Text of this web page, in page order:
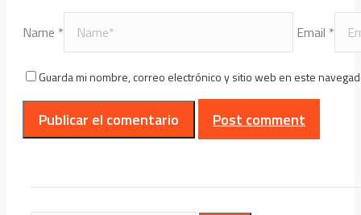
Name * Email *
Guarda mi nombre, correo electrónico y sitio web en este
Post comment